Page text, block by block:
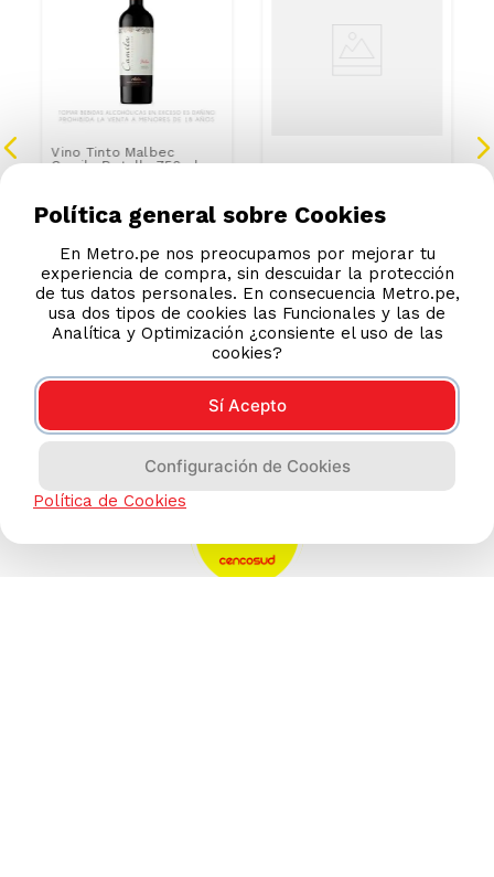
Vino Tinto Malbec
Camila Botella 750ml
S/ 38.90
Botella 750ml
S/ 99.90
S/131.80
Política general sobre Cookies
En Metro.pe nos preocupamos por mejorar tu
experiencia de compra, sin descuidar la protección
de tus datos personales. En consecuencia Metro.pe,
usa dos tipos de cookies las Funcionales y las de
Analítica y Optimización ¿consiente el uso de las
cookies?
Sí Acepto
Configuración de Cookies
Política de Cookies